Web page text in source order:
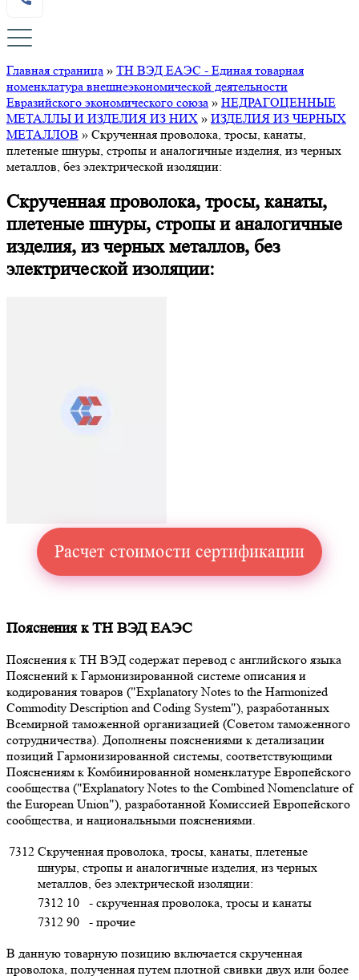
Главная страница » ТН ВЭД ЕАЭС - Единая товарная
номенклатура внешнеэкономической деятельности
Евразийского экономического союза » НЕДРАГОЦЕННЫЕ
МЕТАЛЛЫ И ИЗДЕЛИЯ ИЗ НИХ » ИЗДЕЛИЯ ИЗ ЧЕРНЫХ
МЕТАЛЛОВ » Скрученная проволока, тросы, канаты,
плетеные шнуры, стропы и аналогичные изделия, из черных
металлов, без электрической изоляции:
Скрученная проволока, тросы, канаты,
плетеные шнуры, стропы и аналогичные
изделия, из черных металлов, без
электрической изоляции:
Расчет стоимости сертификации
Пояснения к ТН ВЭД ЕАЭС
Пояснения к ТН ВЭД содержат перевод с английского языка
Пояснений к Гармонизированной системе описания и
кодирования товаров ("Explanatory Notes to the Harmonized
Commodity Description and Coding System"), разработанных
Всемирной таможенной организацией (Советом таможенного
сотрудничества). Дополнены пояснениями к детализации
позиций Гармонизированной системы, соответствующими
Пояснениям к Комбинированной номенклатуре Европейского
сообщества ("Explanatory Notes to the Combined Nomenclature of
the European Union"), разработанной Комиссией Европейского
сообщества, и национальными пояснениями.
7312 Скрученная проволока, тросы, канаты, плетеные
шнуры, стропы и аналогичные изделия, из черных
металлов, без электрической изоляции:
7312 10
- скрученная проволока, тросы и канаты
7312 90
- прочие
В данную товарную позицию включается скрученная
проволока, полученная путем плотной свивки двух или более